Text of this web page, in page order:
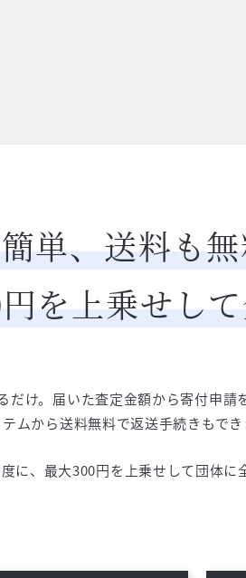
単、送料も
を上乗せし
だけ。届いた査定金額から寄付申請
ムから送料無料で返送手続きもで
に、最大300円を上乗せして団体に